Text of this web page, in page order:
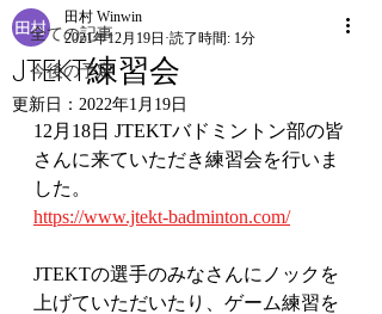
全ての記事
今後の予定
JTEKT練習会
田村 Winwin
2021年12月19日 読了時間: 1分
更新日： 2022年1月19日
12月18日 JTEKTバドミントン部の皆
さんに来ていただき練習会を行いま
した。
https://www.jtekt-badminton.com/
JTEKTの選手のみなさんにノックを
上げていただいたり、ゲーム練習を